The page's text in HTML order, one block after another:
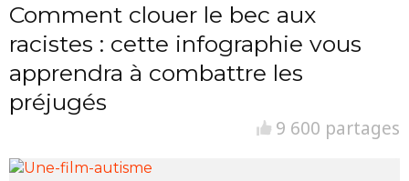
Comment clouer le bec aux
racistes : cette infographie vous
apprendra à combattre les
préjugés
9 600 partages